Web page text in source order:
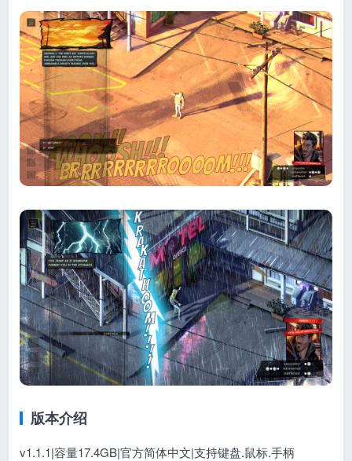
版本介绍
v1.1.1|容量17.4GB|官方简体中文|支持键盘.鼠标.手柄